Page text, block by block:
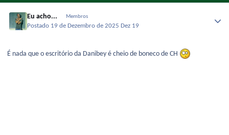
Eu acho... Membros
Postado 19 de Dezembro de 2025 Dez 19
É nada que o escritório da Danibey é cheio de boneco de CH